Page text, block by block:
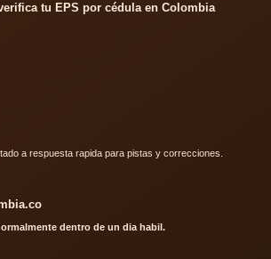
tu EPS por cédula en Colombia
a respuesta rapida para pistas y correcciones.
dentro de un dia habil.